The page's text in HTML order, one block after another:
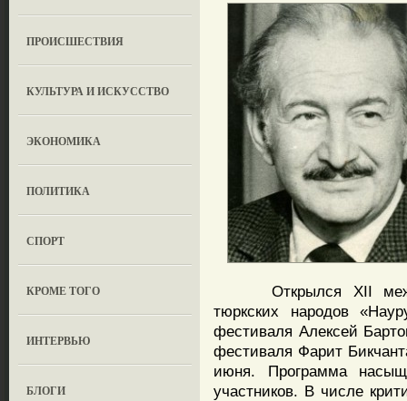
ПРОИСШЕСТВИЯ
КУЛЬТУРА И ИСКУССТВО
ЭКОНОМИКА
ПОЛИТИКА
СПОРТ
КРОМЕ ТОГО
ИНТЕРВЬЮ
БЛОГИ
Открылся XII
тюркских народов
фестиваля Алексей
фестиваля Фарит
июня. Программа
участников. В числе